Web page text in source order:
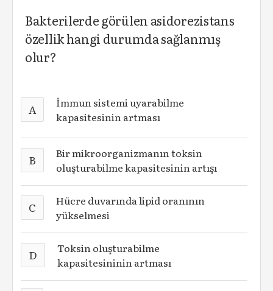
Bakterilerde görülen asidorezistans
özellik hangi durumda sağlanmış
olur?
A
İmmun sistemi uyarabilme
kapasitesinin artması
B
Bir mikroorganizmanın toksin
oluşturabilme kapasitesinin artışı
C
Hücre duvarında lipid oranının
yükselmesi
D
Toksin oluşturabilme
kapasitesininin artması